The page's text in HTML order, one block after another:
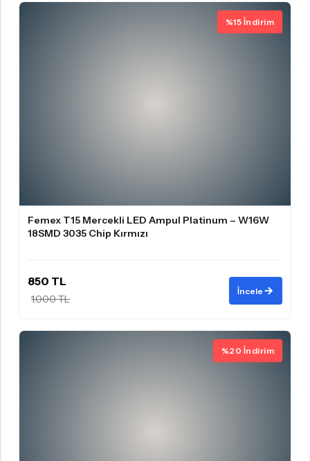
%15 İndirim
Femex T15 Mercekli LED Ampul Platinum – W16W
18SMD 3035 Chip Kırmızı
850 TL
1.000 TL
İncele
%20 İndirim